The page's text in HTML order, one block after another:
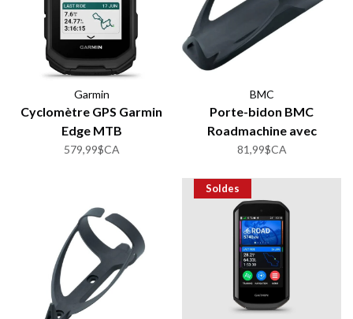
Garmin
Cyclomètre GPS Garmin
Edge MTB
579,99$CA
BMC
Porte-bidon BMC
Roadmachine avec
stockage intégré
81,99$CA
Soldes